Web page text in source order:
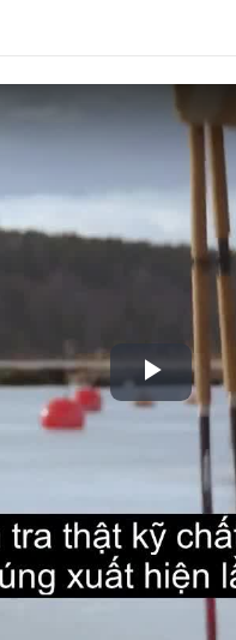
Play
Video